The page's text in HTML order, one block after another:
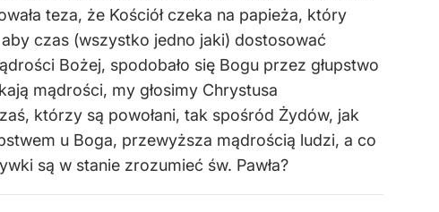
teza, że Kościół czeka na papieża, który
czas (wszystko jedno jaki) dostosować
Bożej, spodobało się Bogu przez głupstwo
mądrości, my głosimy Chrystusa
którzy są powołani, tak spośród Żydów, jak
u Boga, przewyższa mądrością ludzi, a co
są w stanie zrozumieć św. Pawła?